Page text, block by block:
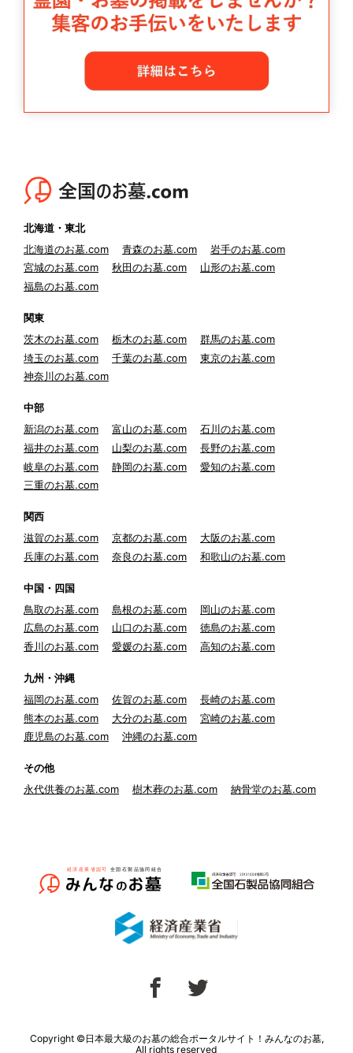
北海道・東北
北海道のお墓.com
青森のお墓.com
岩手のお墓.com
宮城のお墓.com
秋田のお墓.com
山形のお墓.com
福島のお墓.com
関東
茨木のお墓.com
栃木のお墓.com
群馬のお墓.com
埼玉のお墓.com
千葉のお墓.com
東京のお墓.com
神奈川のお墓.com
中部
新潟のお墓.com
富山のお墓.com
石川のお墓.com
福井のお墓.com
山梨のお墓.com
長野のお墓.com
岐阜のお墓.com
静岡のお墓.com
愛知のお墓.com
三重のお墓.com
関西
滋賀のお墓.com
京都のお墓.com
大阪のお墓.com
兵庫のお墓.com
奈良のお墓.com 和歌山のお墓.com
中国・四国
鳥取のお墓.com
島根のお墓.com
岡山のお墓.com
広島のお墓.com
山口のお墓.com
徳島のお墓.com
香川のお墓.com
愛媛のお墓.com 高知のお墓.com
九州・沖縄
福岡のお墓.com
佐賀のお墓.com
長崎のお墓.com
熊本のお墓.com
大分のお墓.com
宮崎のお墓.com
鹿児島のお墓.com
沖縄のお墓.com
その他
永代供養のお墓.com
樹木葬のお墓.com 納骨堂のお墓.com
Copyright ©日本最大級のお墓の総合ポータルサイト！みんなのお墓,
All rights reserved